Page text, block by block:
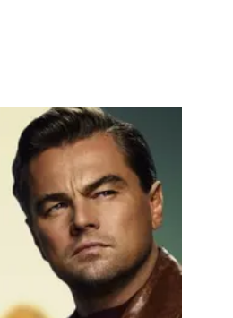
างเป็นทางการเป็นครั้งแรกใน
อกย้ำถึงมาตรฐานระดับสากล
ละ International KOLs ที่ร่วมแบ่ง
ดทความเคลื่อนไหวของโปรแกรมอี